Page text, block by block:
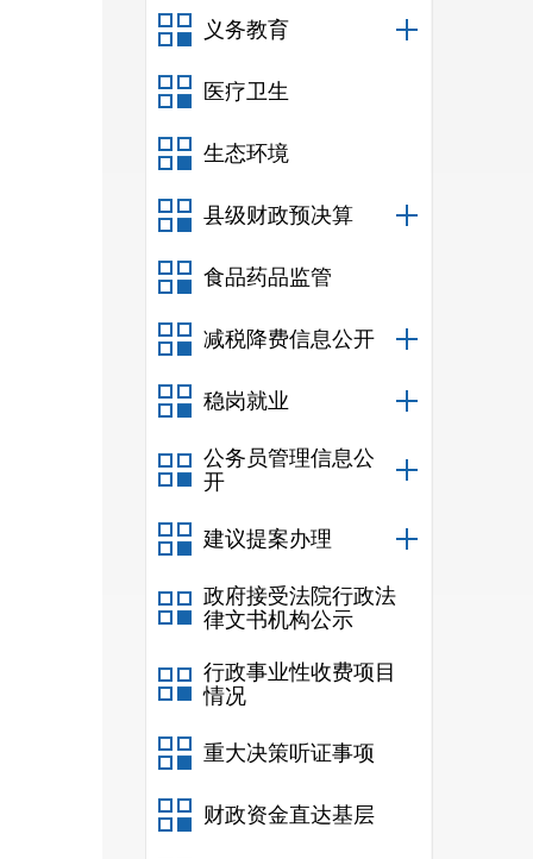
义务教育
医疗卫生
生态环境
县级财政预决算
食品药品监管
减税降费信息公开
稳岗就业
公务员管理信息公
开
建议提案办理
政府接受法院行政法
律文书机构公示
行政事业性收费项目
情况
重大决策听证事项
财政资金直达基层